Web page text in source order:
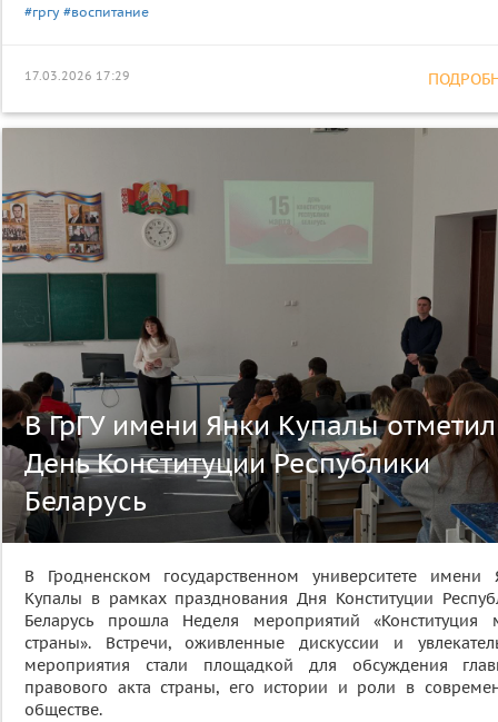
#гргу #воспитание
17.03.2026 17:29
В ГрГУ имени Янки Купалы
День Конституции Республики
Беларусь
В Гродненском государственном университете имени
Купалы в рамках празднования Дня Конституции
Беларусь прошла Неделя мероприятий «Конституция
страны». Встречи, оживленные дискуссии и
мероприятия стали площадкой для обсуждения
правового акта страны, его истории и роли в
обществе.